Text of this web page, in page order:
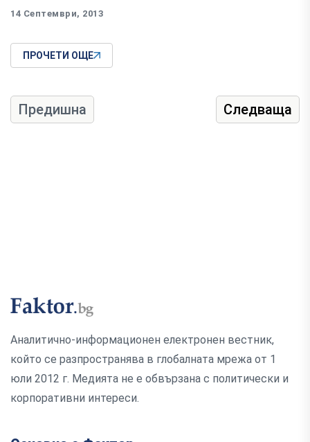
14 Септември, 2013
ПРОЧЕТИ ОЩЕ
Предишна Следваща
Аналитично-информационен електронен вестник,
който се разпространява в глобалната мрежа от 1
юли 2012 г. Медията не е обвързана с политически и
корпоративни интереси.